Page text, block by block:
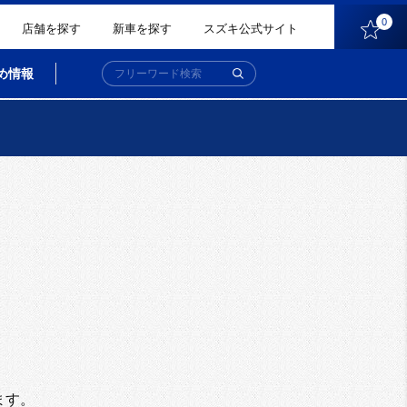
店舗を探す 新車を探す スズキ公式サイト 0
情報
す。